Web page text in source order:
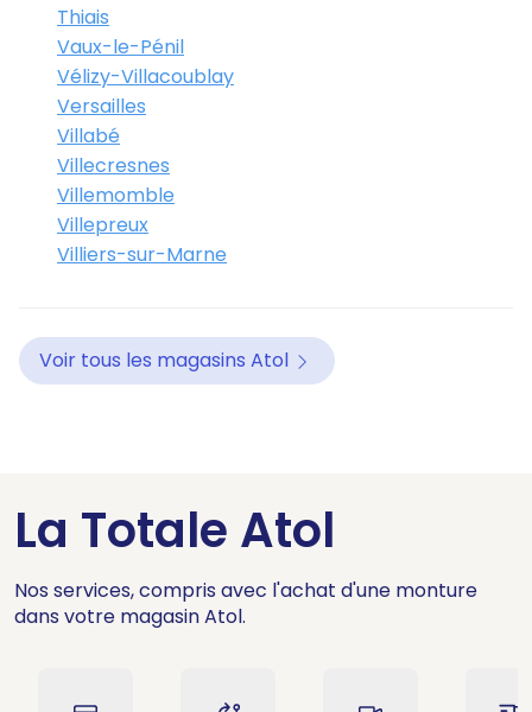
Thiais
Vaux-le-Pénil
Vélizy-Villacoublay
Versailles
Villabé
Villecresnes
Villemomble
Villepreux
Villiers-sur-Marne
Voir tous les magasins Atol
La Totale Atol
Nos services, compris avec l'achat d'une monture
dans votre magasin Atol.